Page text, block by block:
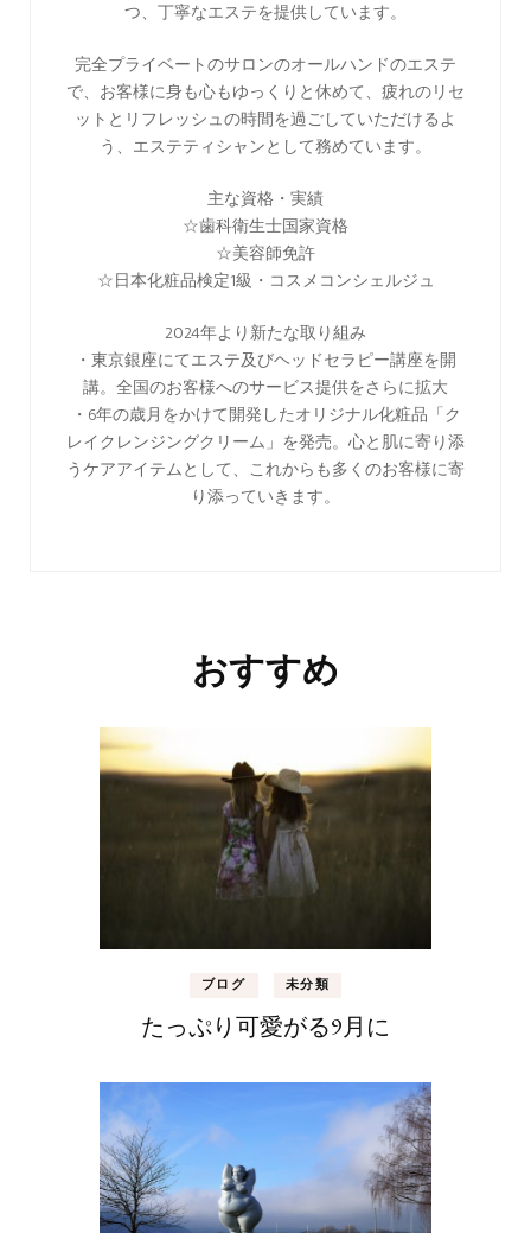
つ、丁寧なエステを提供しています。
完全プライベートのサロンのオールハンドのエステ
で、お客様に身も心もゆっくりと休めて、疲れのリセ
ットとリフレッシュの時間を過ごしていただけるよ
う、エステティシャンとして務めています。
主な資格・実績
☆歯科衛生士国家資格
☆美容師免許
☆日本化粧品検定1級・コスメコンシェルジュ
2024年より新たな取り組み
・東京銀座にてエステ及びヘッドセラピー講座を開
講。全国のお客様へのサービス提供をさらに拡大
・6年の歳月をかけて開発したオリジナル化粧品「ク
レイクレンジングクリーム」を発売。心と肌に寄り添
うケアアイテムとして、これからも多くのお客様に寄
り添っていきます。
おすすめ
ブログ 未分類
たっぷり可愛がる9月に